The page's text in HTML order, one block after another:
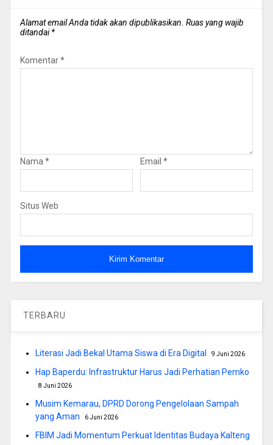
Alamat email Anda tidak akan dipublikasikan. Ruas yang wajib
ditandai*
Komentar*
Nama * Email *
Situs Web
TERBARU
Literasi Jadi Bekal Utama Siswa di Era Digital 9 Juni 2026
Hap Baperdu: Infrastruktur Harus Jadi Perhatian Pemko
8 Juni 2026
Musim Kemarau, DPRD Dorong Pengelolaan Sampah
yang Aman
6 Juni 2026
FBIM Jadi Momentum Perkuat Identitas Budaya Kalteng